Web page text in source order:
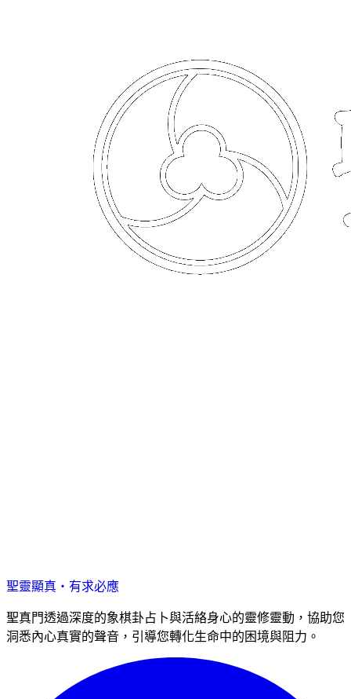
聖靈顯真・有求必應
聖真門透過深度的象棋卦占卜與活絡身心的靈修靈動，協助您
洞悉內心真實的聲音，引導您轉化生命中的困境與阻力。